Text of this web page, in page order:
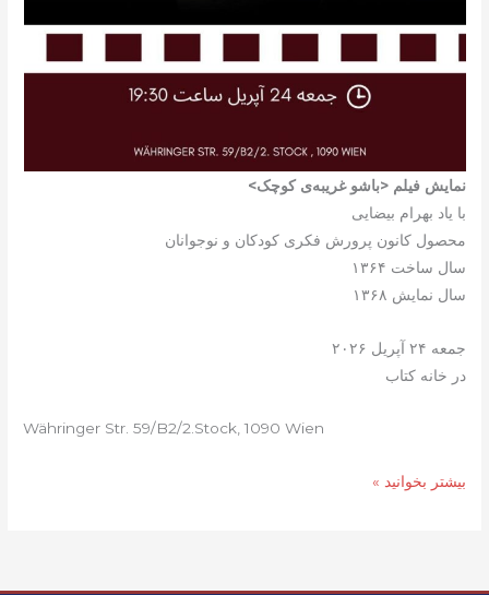
نمایش فیلم <باشو غریبه‌ی کوچک>
با یاد بهرام بیضایی
محصول کانون پرورش فکری کودکان و نوجوانان
سال ساخت ۱۳۶۴
سال نمایش ۱۳۶۸
جمعه ۲۴ آپریل ۲۰۲۶
در خانه کتاب
Währinger Str. 59/B2/2.Stock, 1090 Wien
شبهای
وین
بیشتر بخوانید »